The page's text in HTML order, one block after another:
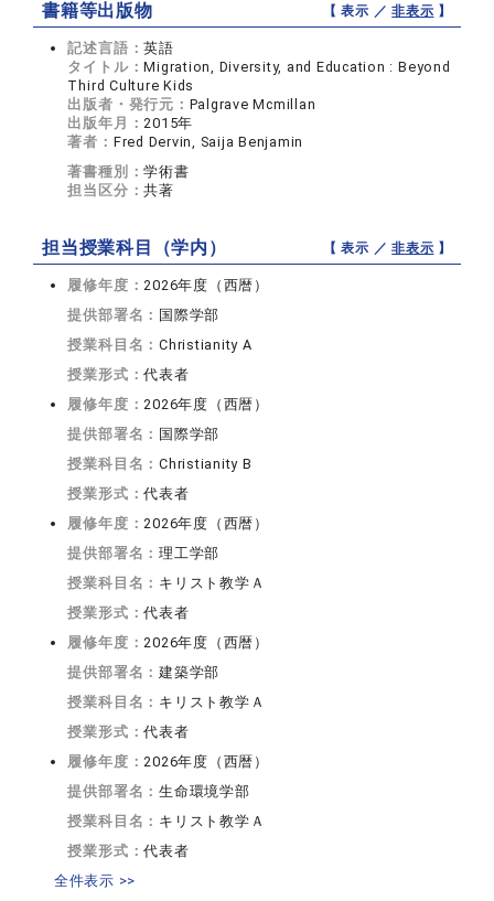
書籍等出版物 【 表示 ／非表示 】
記述言語：英語
タイトル：Migration, Diversity, and Education : Beyond
Third Culture Kids
出版者・発行元： Palgrave Mcmillan
出版年月：2015年
著者： Fred Dervin, Saija Benjamin
著書種別：学術書
担当区分：共著
担当授業科目（学内） 【 表示 ／非表示 】
履修年度：2026年度（西暦）
提供部署名： 国際学部
授業科目名：Christianity A
授業形式：代表者
履修年度：2026年度（西暦）
提供部署名： 国際学部
授業科目名：Christianity B
授業形式：代表者
履修年度：2026年度（西暦）
提供部署名：理工学部
授業科目名： キリスト教学Ａ
授業形式：代表者
履修年度：2026年度（西暦）
提供部署名：建築学部
授業科目名： キリスト教学Ａ
授業形式：代表者
履修年度：2026年度（西暦）
提供部署名：生命環境学部
授業科目名： キリスト教学Ａ
授業形式：代表者
全件表示 >>